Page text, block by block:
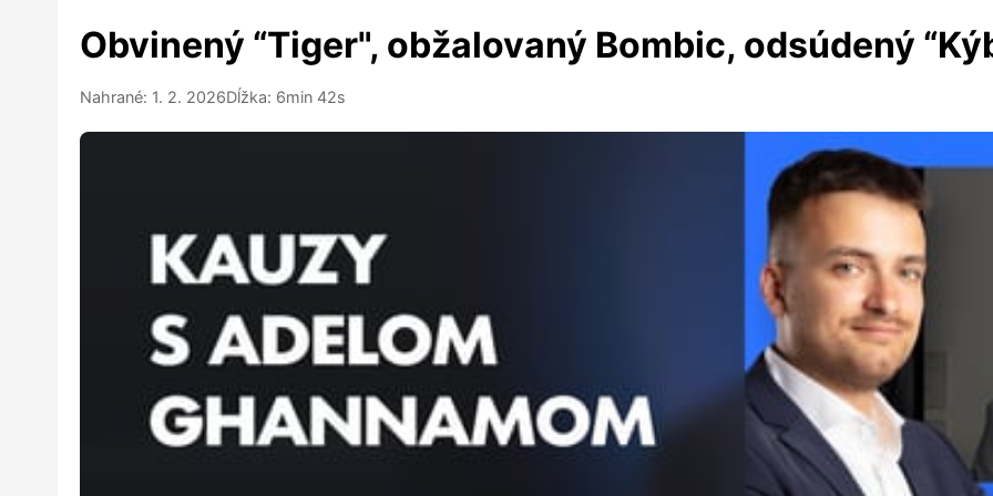
Obvinený “Tiger", obžalovaný Bombic, odsúdený
Nahrané: 1. 2. 2026Dĺžka: 6min 42s